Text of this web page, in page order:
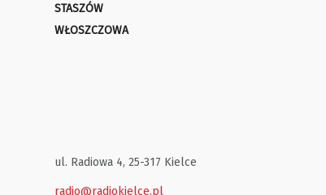
STASZÓW
WŁOSZCZOWA
ul. Radiowa 4, 25-317 Kielce
radio@radiokielce.pl